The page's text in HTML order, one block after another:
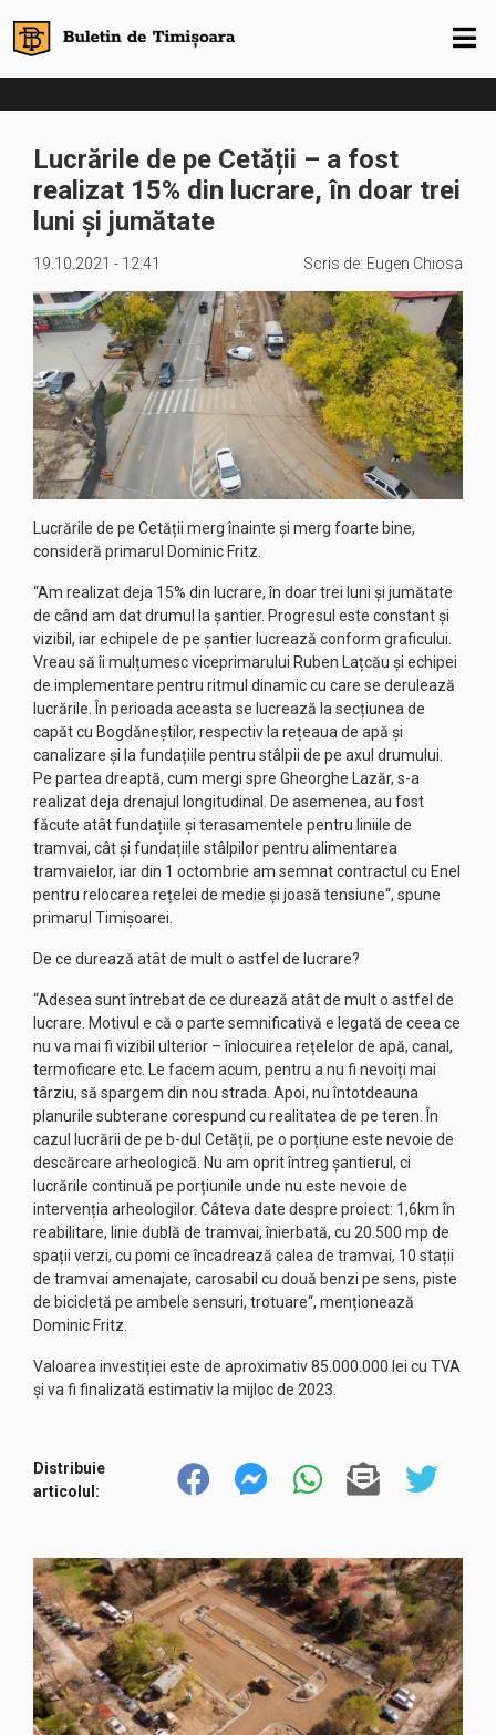
Lucrările de pe Cetății – a fost
realizat 15% din lucrare, în doar trei
luni și jumătate
19.10.2021 - 12:41 Scris de: Eugen Chiosa
Lucrările de pe Cetății merg înainte și merg foarte bine,
consideră primarul Dominic Fritz.
“Am realizat deja 15% din lucrare, în doar trei luni și jumătate
de când am dat drumul la șantier. Progresul este constant și
vizibil, iar echipele de pe șantier lucrează conform graficului.
Vreau să îi mulțumesc viceprimarului Ruben Lațcău și echipei
de implementare pentru ritmul dinamic cu care se derulează
lucrările. În perioada aceasta se lucrează la secțiunea de
capăt cu Bogdăneștilor, respectiv la rețeaua de apă și
canalizare și la fundațiile pentru stâlpii de pe axul drumului.
Pe partea dreaptă, cum mergi spre Gheorghe Lazăr, s-a
realizat deja drenajul longitudinal. De asemenea, au fost
făcute atât fundațiile și terasamentele pentru liniile de
tramvai, cât și fundațiile stâlpilor pentru alimentarea
tramvaielor, iar din 1 octombrie am semnat contractul cu Enel
pentru relocarea rețelei de medie și joasă tensiune“, spune
primarul Timișoarei.
De ce durează atât de mult o astfel de lucrare?
“Adesea sunt întrebat de ce durează atât de mult o astfel de
lucrare. Motivul e că o parte semnificativă e legată de ceea ce
nu va mai fi vizibil ulterior – înlocuirea rețelelor de apă, canal,
termoficare etc. Le facem acum, pentru a nu fi nevoiți mai
târziu, să spargem din nou strada. Apoi, nu întotdeauna
planurile subterane corespund cu realitatea de pe teren. În
cazul lucrării de pe b-dul Cetății, pe o porțiune este nevoie de
descărcare arheologică. Nu am oprit întreg șantierul, ci
lucrările continuă pe porțiunile unde nu este nevoie de
intervenția arheologilor. Câteva date despre proiect: 1,6km în
reabilitare, linie dublă de tramvai, înierbată, cu 20.500 mp de
spații verzi, cu pomi ce încadrează calea de tramvai, 10 stații
de tramvai amenajate, carosabil cu două benzi pe sens, piste
de bicicletă pe ambele sensuri, trotuare“, menționează
Dominic Fritz.
Valoarea investiției este de aproximativ 85.000.000 lei cu TVA
și va fi finalizată estimativ la mijloc de 2023.
Distribuie
articolul: